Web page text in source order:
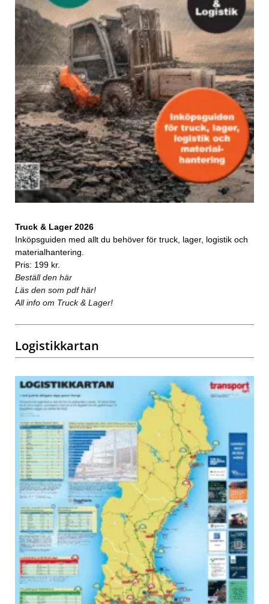
Truck & Lager 2026
Inköpsguiden med allt du behöver för truck, lager, logistik och
materialhantering.
Pris: 199 kr.
Beställ den här
Läs den som pdf här!
All info om Truck & Lager!
Logistikkartan